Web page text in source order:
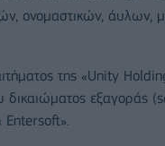
ονομαστικών, άυλων,
της «Unity
δικαιώματος εξαγοράς
Entersoft».